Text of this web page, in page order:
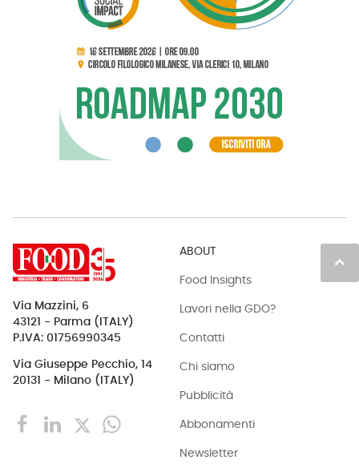
keyboard_arrow_up
Via Mazzini, 6
43121 - Parma (ITALY)
P.IVA: 01756990345
Via Giuseppe Pecchio, 14
20131 - Milano (ITALY)
ABOUT
Food Insights
Lavori nella GDO?
Contatti
Chi siamo
Pubblicità
Abbonamenti
Newsletter